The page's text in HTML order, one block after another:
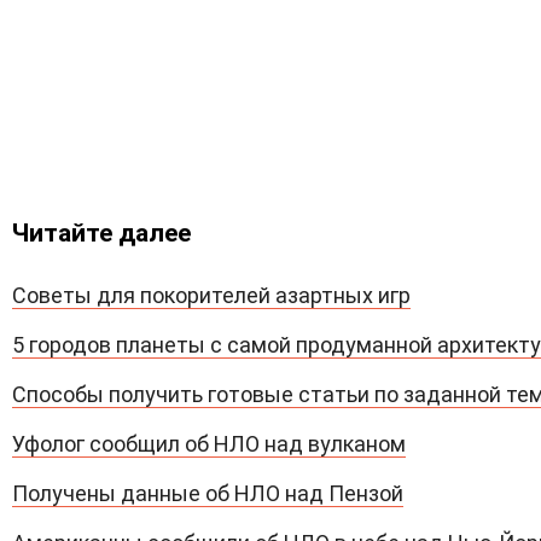
Читайте далее
Советы для покорителей азартных игр
5 городов планеты с самой продуманной
Способы получить готовые статьи по заданной
Уфолог сообщил об НЛО над вулканом
Получены данные об НЛО над Пензой